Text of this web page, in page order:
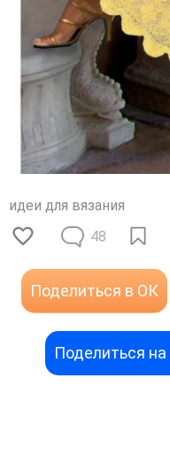
идеи для вязания
48
Поделиться в ОК
Поделиться на